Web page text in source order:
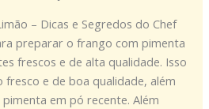
– Dicas e Segredos do Chef
preparar o frango com pimenta
frescos e de alta qualidade. Isso
fresco e de boa qualidade, além
em pó recente. Além